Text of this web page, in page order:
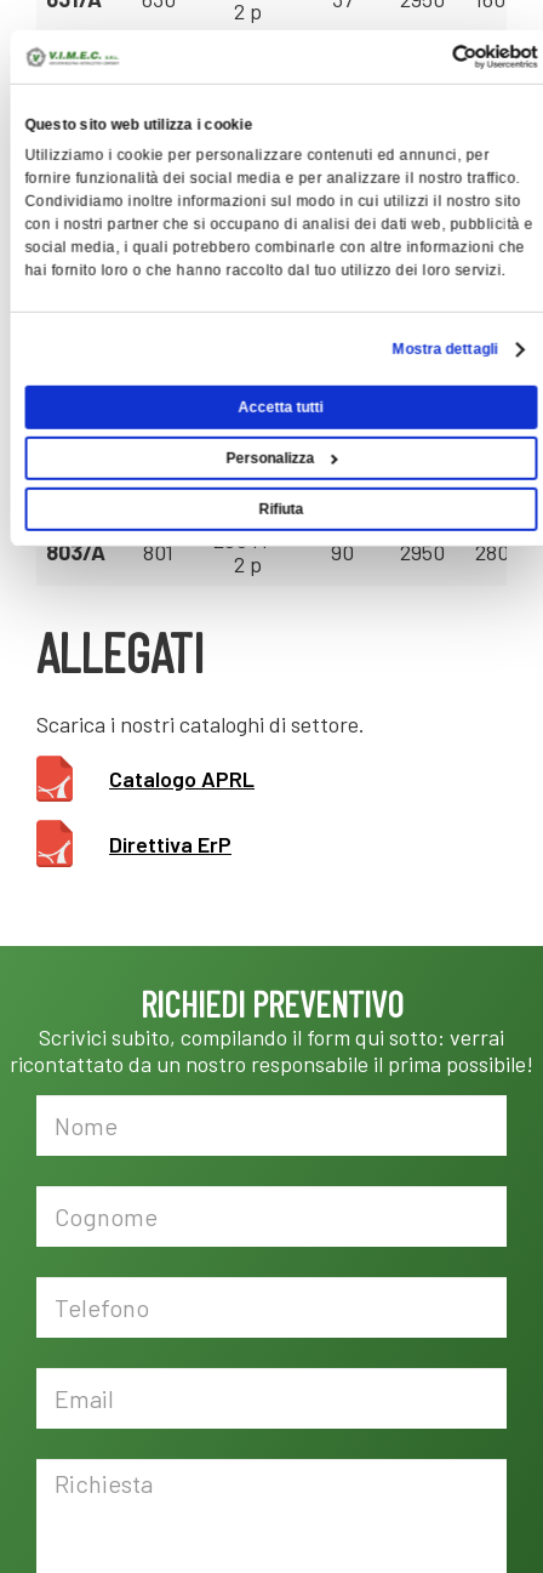
Questo sito web utilizza i cookie
Utilizziamo i cookie per personalizzare contenuti ed annunci, per
fornire funzionalità dei social media e per analizzare il nostro traffico.
Condividiamo inoltre informazioni sul modo in cui utilizzi il nostro sito
con i nostri partner che si occupano di analisi dei dati web, pubblicità e
social media, i quali potrebbero combinarle con altre informazioni che
hai fornito loro o che hanno raccolto dal tuo utilizzo dei loro servizi.
Mostra dettagli
Accetta tutti
Personalizza
Rifiuta
2 p
632/A
2 p
140 -
633/A 630
180 M -
2 p
711/A 710
280 S -
2 p
75 2950 250 -
712/A 710
250 M -
55 2950 225 -
2950 200 -
315 M -
2 p
802/A 801
315 S -
2 p
110 2950 315 -
803/A 801
280 M -
2 p
90 2950 280 -
ALLEGATI
Scarica i nostri cataloghi di settore.
Catalogo APRL
Direttiva ErP
RICHIEDI PREVENTIVO
Scrivici subito, compilando il form qui sotto: verrai
ricontattato da un nostro responsabile il prima possibile!